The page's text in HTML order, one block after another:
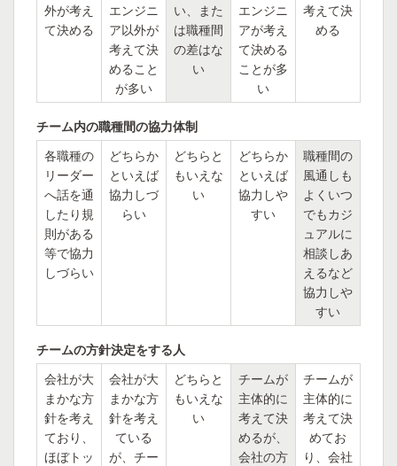
外が考え
て決める
エンジニ
ア以外が
考えて決
めること
が多い
い、また
は職種間
の差はな
い
エンジニ
アが考え
て決める
ことが多
い
考えて決
める
チーム内の職種間の協力体制
各職種の
リーダー
へ話を通
したり規
則がある
等で協力
しづらい
どちらか
といえば
協力しづ
らい
どちらと
もいえな
い
どちらか
といえば
協力しや
すい
職種間の
風通しも
よくいつ
でもカジ
ュアルに
相談しあ
えるなど
協力しや
すい
チームの方針決定をする人
会社が大
まかな方
針を考え
ており、
ほぼトッ
会社が大
まかな方
針を考え
ている
が、チー
どちらと
もいえな
い
チームが
主体的に
考えて決
めるが、
会社の方
チームが
主体的に
考えて決
めてお
り、会社